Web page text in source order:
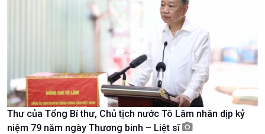
Podcast
Góc nhìn VOV1
Bình luận
Thư của Tổng Bí thư, Chủ tịch nước Tô Lâm nhân dịp kỷ
niệm 79 năm ngày Thương binh – Liệt sĩ